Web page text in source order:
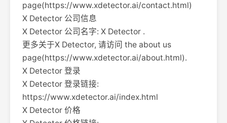
page(https://www.xdetector.ai/contact.html)
X Detector 公司信息
X Detector 公司名字: X Detector .
更多关于X Detector, 请访问 the about us
page(https://www.xdetector.ai/about.html).
X Detector 登录
X Detector 登录链接:
https://www.xdetector.ai/index.html
X Detector 价格